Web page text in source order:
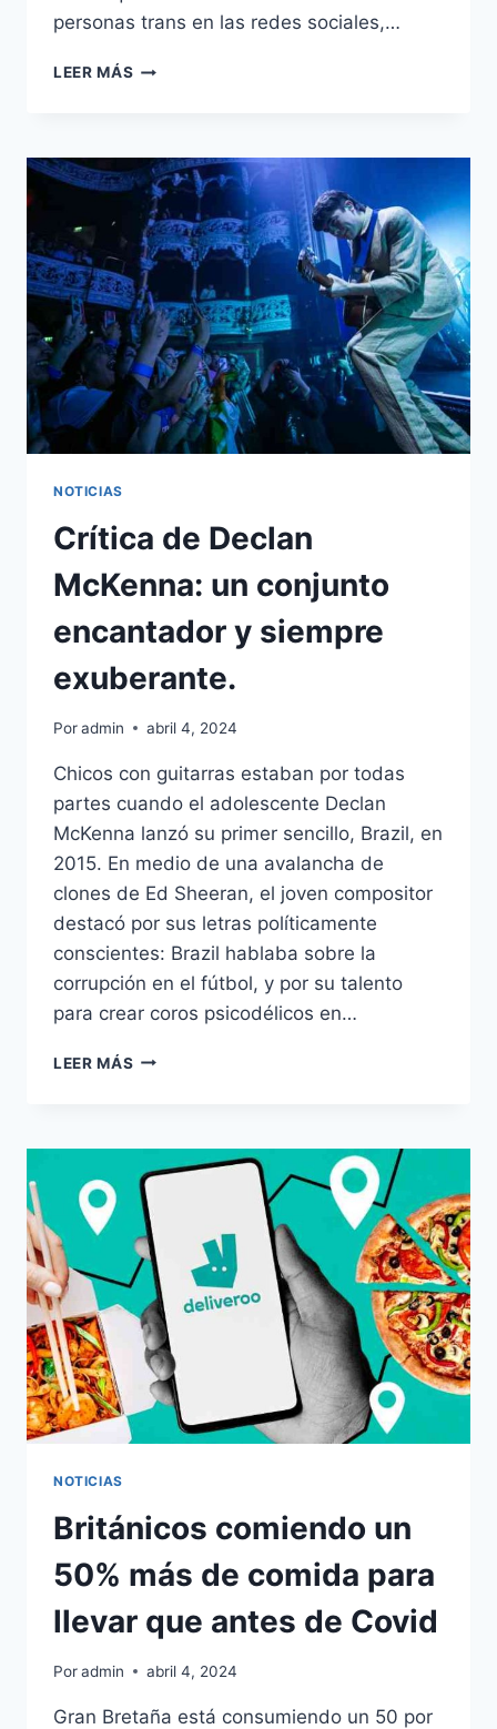
personas trans en las redes sociales,…
LEER MÁS LA
REGLAS
SOBRE
LOS
DELITOS
DE
ODIO
A
MEDIDA
QUE
AVANZAN»
EN
MEDIO
DE
JK
ROWLING.
NOTICIAS
Crítica de Declan
McKenna: un conjunto
encantador y siempre
exuberante.
Poradmin abril 4, 2024
Chicos con guitarras estaban por todas
partes cuando el adolescente Declan
McKenna lanzó su primer sencillo, Brazil, en
2015. En medio de una avalancha de
clones de Ed Sheeran, el joven compositor
destacó por sus letras políticamente
conscientes: Brazil hablaba sobre la
corrupción en el fútbol, y por su talento
para crear coros psicodélicos en…
LEER MÁS CRÍTICA
UN
CONJUNTO
ENCANTADOR
Y
SIEMPRE
EXUBERANTE.
NOTICIAS
Británicos comiendo un
50% más de comida para
llevar que antes de Covid
Poradmin abril 4, 2024
Gran Bretaña está consumiendo un 50 por